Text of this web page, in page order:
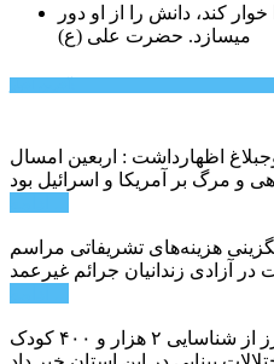
كند، دانش را از او دور
میسازد. حضرت علی (ع)
اظهارداشت : اربعین امسال
هزینه‌های تشریفاتی مراسم
در آزادی زندانیان جرائم غیرعمد
مدیر کل بهزیستی استان البرز از شناسایی ۲ هزار و ۴۰۰ کودک